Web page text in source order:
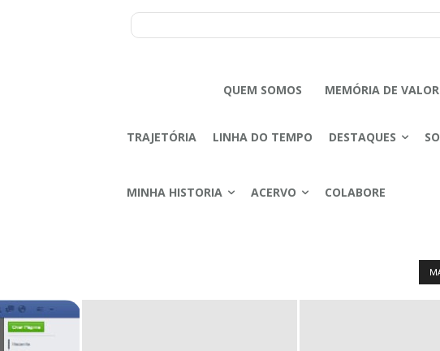
QUEM SOMOS MEMÓRIA DE VALOR
TRAJETÓRIA LINHA DO TEMPO DESTAQUES
MINHA HISTORIA ACERVO COLABORE